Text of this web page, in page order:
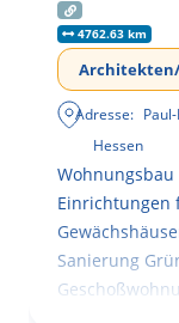
4762.63 km
Adresse:
Hessen
Einrichtungen
Sanierung